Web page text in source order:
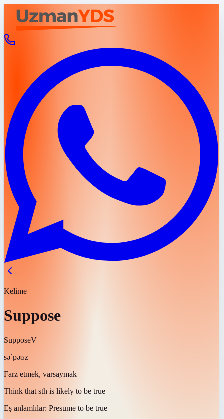
Kelime
Suppose
SupposeV
səˈpəʊz
Farz etmek, varsaymak
Think that sth is likely to be true
Eş anlamlılar: Presume to be true